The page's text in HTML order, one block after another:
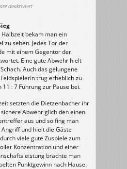
deaktiviertfür
HSV
Götzenhain
23:15
(11:7)
bekam man ein
zu sehen. Jedes Tor der
mit einem Gegentor der
Eine gute Abwehr hielt
Auch das gelungene
trug erheblich zu
: 7 Führung zur Pause bei.
setzten die Dietzenbacher ihr
Abwehr glich den einen
aus und so fing man
und hielt die Gäste
viele gute Zuspiele zum
Konzentration und einer
brachte man
Punktgewinn nach Hause.